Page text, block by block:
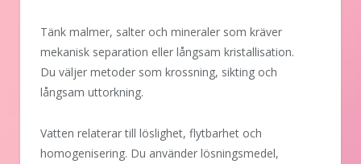
Tänk malmer, salter och mineraler som kräver
mekanisk separation eller långsam kristallisation.
Du väljer metoder som krossning, sikting och
långsam uttorkning.
Vatten relaterar till löslighet, flytbarhet och
homogenisering. Du använder lösningsmedel,